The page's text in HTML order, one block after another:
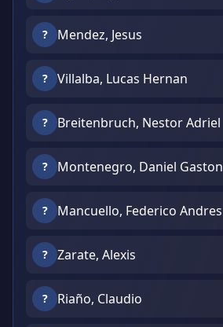
? Mendez, Jesus
? Villalba, Lucas Hernan
? Breitenbruch, Nestor Adriel
? Montenegro, Daniel Gaston
? Mancuello, Federico Andres
? Zarate, Alexis
? Riaño, Claudio